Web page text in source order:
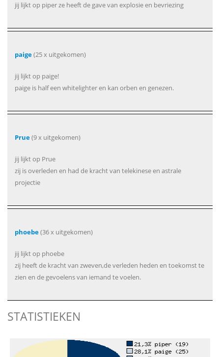
jij lijkt op piper ze heeft de gave van explosie en bevriezing
paige(25 x uitgekomen)
jij lijkt op paige!
paige is half een whitelighter en kan orben en genezen.
Prue(9 x uitgekomen)
jij lijkt op Prue
zij is overleden en had de kracht van telekinese en astrale
projectie
phoebe(36 x uitgekomen)
jij lijkt op phoebe
zij heeft de kracht van zweven,de verleden heden en toekomst te
zien en de gevoelens van iemand te voelen.
STATISTIEKEN